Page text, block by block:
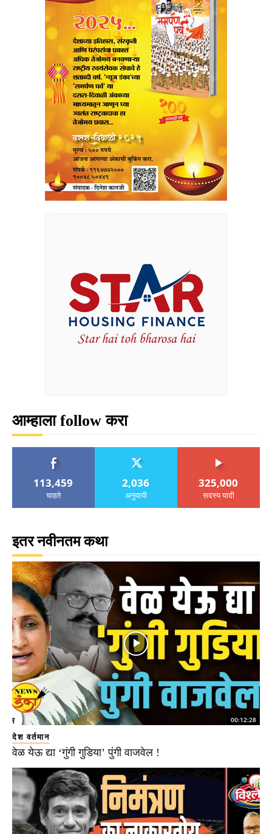
आम्हाला follow करा
113,459
चाहते
2,036
अनुयायी
325,000
सदस्य यादी
इतर नवीनतम कथा
00:12:28
देश वर्तमान
वेळ येऊ द्या ‘गुंगी गुडिया’ पुंगी वाजवेल !